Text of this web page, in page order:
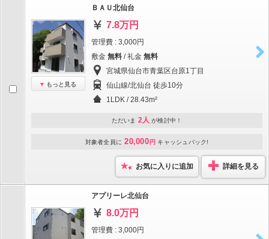
もっと見る
ＢＡＵ北仙台
7.8万円
管理費 : 3,000円
敷金 無料 / 礼金 無料
宮城県仙台市青葉区台原1丁目
仙山線/北仙台 徒歩10分
1LDK / 28.43m²
ただいま 2人 が検討中！
対象者全員に 20,000 円 キャッシュバック!
お気に入りに追加 詳細を見る
アプリーレ北仙台
8.0万円
管理費 : 3,000円